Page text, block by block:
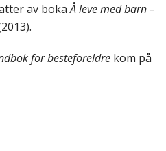
av bokaÅ leve med barn –
for besteforeldre kom på